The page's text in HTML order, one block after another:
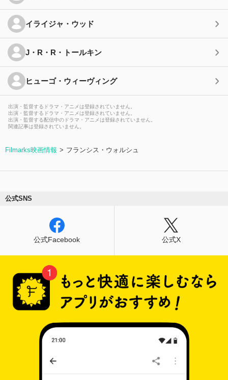
イライジャ・ウッド
J・R・R・トールキン
ヒューゴ・ウィーヴィング
出演・監督するドラマ・アニメは登録されていません。
出演・監督するドラマ・アニメは登録されていません。
出演・監督する配信中のドラマ・アニメは登録されていません。
関連記事は登録されていません。
Filmarks映画情報 フランシス・ウォルシュ
公式SNS
公式Facebook 公式X